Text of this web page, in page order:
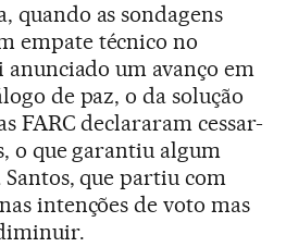
quando as sondagens
empate técnico no
um avanço em
de paz, o da solução
FARC declararam cessar-
o que garantiu algum
que partiu com
intenções de voto mas